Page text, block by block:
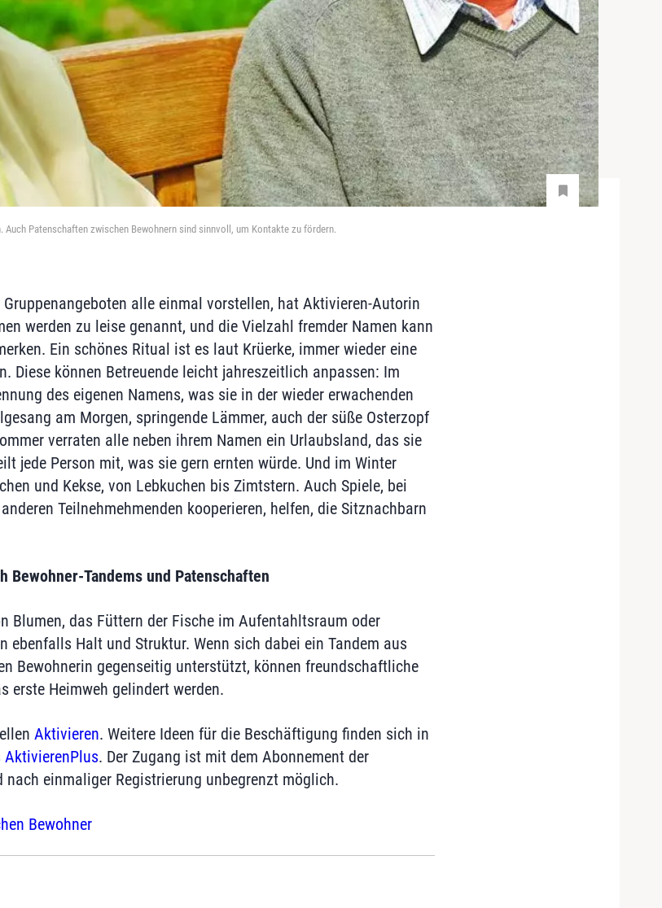
Auch Patenschaften zwischen Bewohnern sind sinnvoll, um Kontakte zu fördern.
alle einmal vorstellen, hat Aktivieren-Autorin
werden zu leise genannt, und die Vielzahl fremder Namen kann
Ein schönes Ritual ist es laut Krüerke, immer wieder eine
Diese können Betreuende leicht jahreszeitlich anpassen: Im
des eigenen Namens, was sie in der wieder erwachenden
am Morgen, springende Lämmer, auch der süße Osterzopf
verraten alle neben ihrem Namen ein Urlaubsland, das sie
jede Person mit, was sie gern ernten würde. Und im Winter
und Kekse, von Lebkuchen bis Zimtstern. Auch Spiele, bei
Teilnehmehmenden kooperieren, helfen, die Sitznachbarn
Bewohner-Tandems und Patenschaften
Blumen, das Füttern der Fische im Aufentahltsraum oder
ebenfalls Halt und Struktur. Wenn sich dabei ein Tandem aus
Bewohnerin gegenseitig unterstützt, können freundschaftliche
erste Heimweh gelindert werden.
Aktivieren. Weitere Ideen für die Beschäftigung finden sich in
AktivierenPlus. Der Zugang ist mit dem Abonnement der
einmaliger Registrierung unbegrenzt möglich.
Bewohner